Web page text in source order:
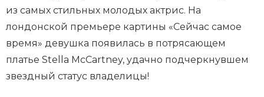
из самых стильных молодых актрис. На
лондонской премьере картины «Сейчас самое
время» девушка появилась в потрясающем
платье Stella McCartney, удачно подчеркнувшем
звездный статус владелицы!